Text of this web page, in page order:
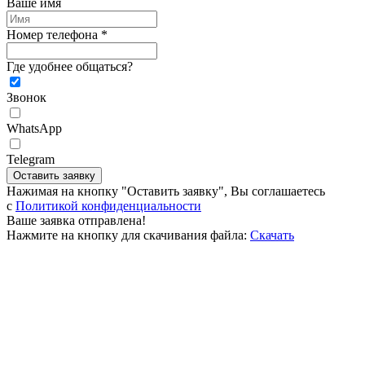
Номер телефона *
Где удобнее общаться?
Звонок
WhatsApp
Telegram
Оставить заявку
Нажимая на кнопку "Оставить заявку", Вы соглашаетесь
c Политикой конфиденциальности
Ваше заявка отправлена!
Нажмите на кнопку для скачивания файла: Скачать